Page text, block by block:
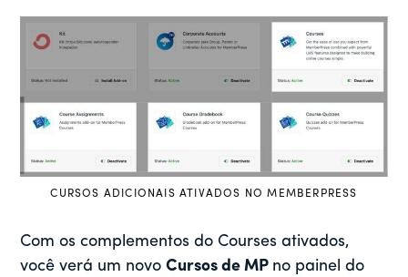
CURSOS ADICIONAIS ATIVADOS NO MEMBERPRESS
Com os complementos do Courses ativados,
você verá um novoCursos de MP no painel do